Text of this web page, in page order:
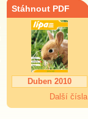
Stáhnout PDF
Duben 2010
Další čísla